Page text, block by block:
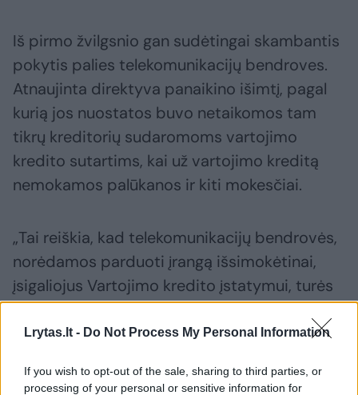
Lrytas.lt - Do Not Process My Personal Information
If you wish to opt-out of the sale, sharing to third parties, or
processing of your personal or sensitive information for
Iš pirmo žvilgsnio gan sudėtingai skambantis
pokytis palies telekomunikacijų bendroves.
Atnaujinta direktyva panaikino išimtį, pagal
kurią jos nuostatos buvo netaikomos tam
tikrų kreditorių sudaromoms vartojimo
kredito sutartims, kai už vartojimo kreditą
nemokamos palūkanos ir kiti mokesčiai.
„Tai reiškia, kad telekomunikacijų bendrovės,
norėdamos parduoti įrangą išsimokėtinai,
įsigaliojus Vartojimo kredito įstatymui, turės
tapti vartojimo kredito davėjais arba
bendradarbiauti su autorizuotu vartojimo